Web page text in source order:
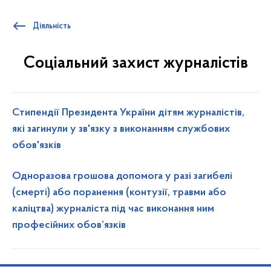
Діяльність
Соціальний захист журналістів
Стипендії Президента України дітям журналістів,
які загинули у зв'язку з виконанням службових
обов'язків
Одноразова грошова допомога у разі загибелі
(смерті) або поранення (контузії, травми або
каліцтва) журналіста під час виконання ним
професійних обов’язків